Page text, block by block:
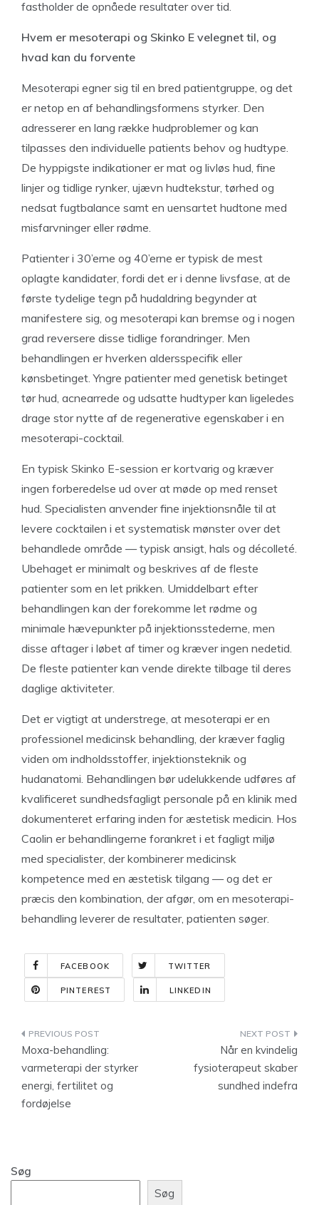
fastholder de opnåede resultater over tid.
Hvem er mesoterapi og Skinko E velegnet til, og
hvad kan du forvente
Mesoterapi egner sig til en bred patientgruppe, og det
er netop en af behandlingsformens styrker. Den
adresserer en lang række hudproblemer og kan
tilpasses den individuelle patients behov og hudtype.
De hyppigste indikationer er mat og livløs hud, fine
linjer og tidlige rynker, ujævn hudtekstur, tørhed og
nedsat fugtbalance samt en uensartet hudtone med
misfarvninger eller rødme.
Patienter i 30’erne og 40’erne er typisk de mest
oplagte kandidater, fordi det er i denne livsfase, at de
første tydelige tegn på hudaldring begynder at
manifestere sig, og mesoterapi kan bremse og i nogen
grad reversere disse tidlige forandringer. Men
behandlingen er hverken aldersspecifik eller
kønsbetinget. Yngre patienter med genetisk betinget
tør hud, acnearrede og udsatte hudtyper kan ligeledes
drage stor nytte af de regenerative egenskaber i en
mesoterapi-cocktail.
En typisk Skinko E-session er kortvarig og kræver
ingen forberedelse ud over at møde op med renset
hud. Specialisten anvender fine injektionsnåle til at
levere cocktailen i et systematisk mønster over det
behandlede område — typisk ansigt, hals og décolleté.
Ubehaget er minimalt og beskrives af de fleste
patienter som en let prikken. Umiddelbart efter
behandlingen kan der forekomme let rødme og
minimale hævepunkter på injektionsstederne, men
disse aftager i løbet af timer og kræver ingen nedetid.
De fleste patienter kan vende direkte tilbage til deres
daglige aktiviteter.
Det er vigtigt at understrege, at mesoterapi er en
professionel medicinsk behandling, der kræver faglig
viden om indholdsstoffer, injektionsteknik og
hudanatomi. Behandlingen bør udelukkende udføres af
kvalificeret sundhedsfagligt personale på en klinik med
dokumenteret erfaring inden for æstetisk medicin. Hos
Caolin er behandlingerne forankret i et fagligt miljø
med specialister, der kombinerer medicinsk
kompetence med en æstetisk tilgang — og det er
præcis den kombination, der afgør, om en mesoterapi-
behandling leverer de resultater, patienten søger.
FACEBOOK TWITTER
PINTEREST LINKEDIN
Indlægsnavigation
Moxa-behandling:
varmeterapi der styrker
energi, fertilitet og
fordøjelse
Når en kvindelig
fysioterapeut skaber
sundhed indefra
Søg
Søg